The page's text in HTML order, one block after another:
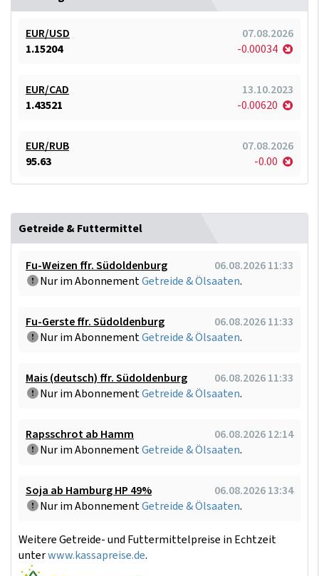
EUR/USD
07.08.2026
1.15204
-0.00034
EUR/CAD
13.10.2023
1.43521
-0.00620
EUR/RUB
07.08.2026
95.63
-0.00
Getreide & Futtermittel
Fu-Weizen ffr. Südoldenburg
06.08.2026 11:33
Nur im AbonnementGetreide & Ölsaaten.
Fu-Gerste ffr. Südoldenburg
06.08.2026 11:33
Nur im AbonnementGetreide & Ölsaaten.
Mais (deutsch) ffr. Südoldenburg
06.08.2026 11:33
Nur im AbonnementGetreide & Ölsaaten.
Rapsschrot ab Hamm
06.08.2026 12:14
Nur im AbonnementGetreide & Ölsaaten.
Soja ab Hamburg HP 49%
06.08.2026 13:34
Nur im AbonnementGetreide & Ölsaaten.
Weitere Getreide- und Futtermittelpreise in Echtzeit
unterwww.kassapreise.de.